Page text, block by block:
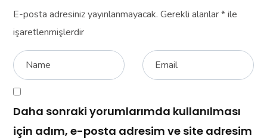
E-posta adresiniz yayınlanmayacak. Gerekli alanlar*ile
işaretlenmişlerdir
Daha sonraki yorumlarımda kullanılması
için adım, e-posta adresim ve site adresim